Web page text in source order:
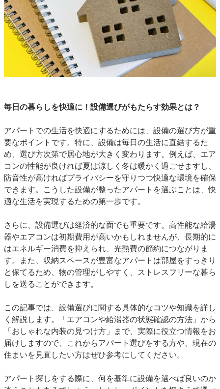
毎日の暮らしを快適に！設備選びがもたらす効果とは？
アパートでの生活を快適にするためには、設備の選び方が重
要なポイントです。特に、設備は毎日の生活に直結するた
め、選び方次第で居心地が大きく変わります。例えば、エア
コンの性能が良ければ夏は涼しく冬は暖かく過ごせますし、
防音性が高ければプライバシーを守りつつ快適な環境を確保
できます。こうした設備が整ったアパートを選ぶことは、快
適な生活を実現するための第一歩です。
さらに、設備選びは経済的な面でも重要です。高性能な給湯
器やエアコンは初期費用が高いかもしれませんが、長期的に
はエネルギー消費を抑えられ、光熱費の節約につながりま
す。また、収納スペースが豊富なアパートは部屋をすっきり
と保てるため、物の管理がしやすく、ストレスフリーな暮ら
しを送ることができます。
この記事では、設備選びに関する具体的なコツや知識を詳し
く解説します。「エアコンや給湯器の状態確認の方法」から
「おしゃれな内装の見つけ方」まで、実際に役立つ情報をお
届けしますので、これからアパート選びをする方や、現在の
住まいを見直したい方はぜひ参考にしてください。
アパート探しをする際に、何を基準に設備を選べば良いのか